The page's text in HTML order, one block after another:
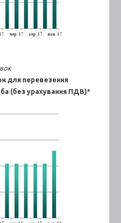
для перевезення
(без урахування ПДВ)*